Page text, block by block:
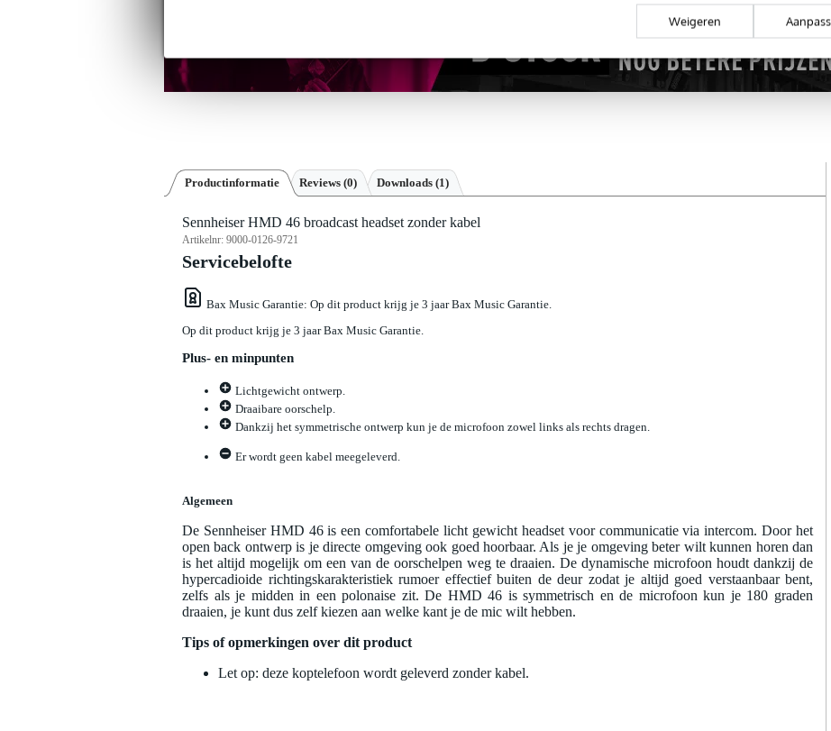
Weigeren
Productinformatie Reviews (0) Downloads (1)
Sennheiser HMD 46 broadcast headset zonder kabel
Artikelnr: 9000-0126-9721
Servicebelofte
Bax Music Garantie: Op dit product krijg je 3 jaar Bax Music Garantie.
Op dit product krijg je 3 jaar Bax Music Garantie.
Plus- en minpunten
Lichtgewicht ontwerp.
Draaibare oorschelp.
Dankzij het symmetrische ontwerp kun je de microfoon zowel links als rechts dragen.
Er wordt geen kabel meegeleverd.
Algemeen
De Sennheiser HMD 46 is een comfortabele licht gewicht headset voor communicatie via intercom. Door het
open back ontwerp is je directe omgeving ook goed hoorbaar. Als je je omgeving beter wilt kunnen horen dan
is het altijd mogelijk om een van de oorschelpen weg te draaien. De dynamische microfoon houdt dankzij de
hypercadioide richtingskarakteristiek rumoer effectief buiten de deur zodat je altijd goed verstaanbaar bent,
zelfs als je midden in een polonaise zit. De HMD 46 is symmetrisch en de microfoon kun je 180 graden
draaien, je kunt dus zelf kiezen aan welke kant je de mic wilt hebben.
Tips of opmerkingen over dit product
Let op: deze koptelefoon wordt geleverd zonder kabel.